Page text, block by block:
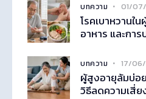
บทความ 01/
โรคเบาหวานใ
อาหาร และกา
บทความ 17/
ผู้สูงอายุล้มบ่อ
วิธีลดความเสี่